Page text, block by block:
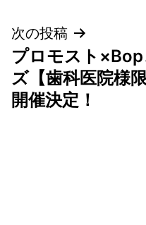
ビ
ゲ
ー
次の投稿
プロモスト
ズ【歯科医院様
開催決定！